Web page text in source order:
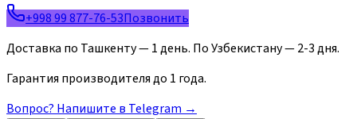
+998 99 877-76-53Позвонить
Доставка по Ташкенту — 1 день. По Узбекистану — 2-3 дня.
Гарантия производителя до 1 года.
Вопрос? Напишите в Telegram →